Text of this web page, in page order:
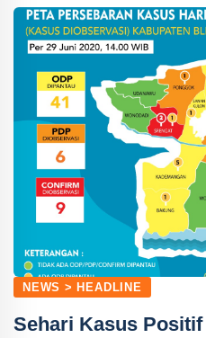
NEWS > HEADLINE
Sehari Kasus